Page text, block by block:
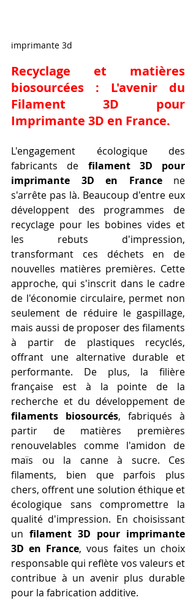
imprimante 3d
Recyclage et matières
Filament 3D pour
Imprimante 3D en France.
L'engagement écologique des
fabricants de filament 3D pour
imprimante 3D en France ne
s'arrête pas là. Beaucoup d'entre eux
développent des programmes de
recyclage pour les bobines vides et
les rebuts d'impression,
transformant ces déchets en de
nouvelles matières premières. Cette
approche, qui s'inscrit dans le cadre
de l'économie circulaire, permet non
seulement de réduire le gaspillage,
mais aussi de proposer des filaments
à partir de plastiques recyclés,
offrant une alternative durable et
performante. De plus, la filière
française est à la pointe de la
filaments biosourcés, fabriqués à
partir de matières premières
renouvelables comme l'amidon de
maïs ou la canne à sucre. Ces
filaments, bien que parfois plus
chers, offrent une solution éthique et
écologique sans compromettre la
qualité d'impression. En choisissant
un filament 3D pour imprimante
3D en France, vous faites un choix
responsable qui reflète vos valeurs et
contribue à un avenir plus durable
pour la fabrication additive.